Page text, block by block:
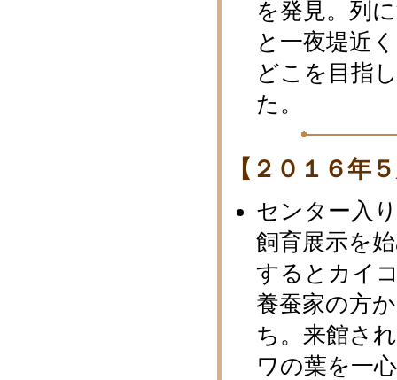
を発見。列
と一夜堤近
どこを目指
た。
【２０１６年
センター入
飼育展示を
するとカイ
養蚕家の方
ち。来館さ
ワの葉を一